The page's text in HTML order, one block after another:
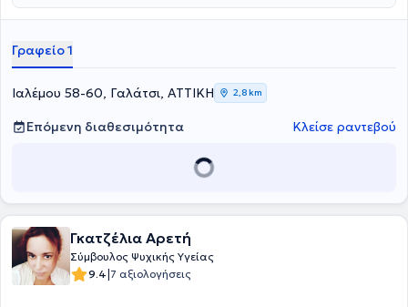
της γραφείο και ασχολείται με την ψυχοθεραπεία ενηλίκων καθώς
Γραφείο 1
Ιαλέμου 58-60, Γαλάτσι, ΑΤΤΙΚΗ 2,8 km
Επόμενη διαθεσιμότητα Κλείσε ραντεβού
Γκατζέλια Αρετή
Σύμβουλος Ψυχικής Υγείας
9.4|7 αξιολογήσεις